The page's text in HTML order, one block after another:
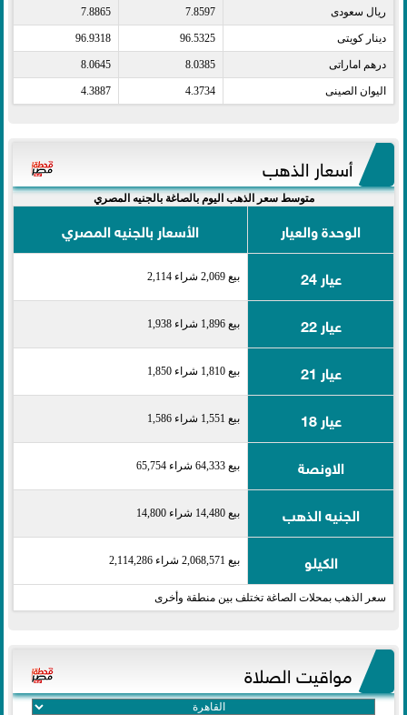
ريال سعودى​ 7.8597
7.8865
دينار كويتى​ 96.5325
96.9318
درهم اماراتى​ 8.0385
8.0645
اليوان الصينى​ 4.3734
4.3887
أسعار الذهب
متوسط سعر الذهب اليوم بالصاغة بالجنيه المصري
الوحدة والعيار
الأسعار بالجنيه المصري
عيار 24
بيع 2,069 شراء 2,114
عيار 22 بيع 1,896 شراء 1,938
عيار 21 بيع 1,810 شراء 1,850
عيار 18 بيع 1,551 شراء 1,586
الاونصة بيع 64,333 شراء 65,754
الجنيه الذهب بيع 14,480 شراء 14,800
الكيلو بيع 2,068,571 شراء 2,114,286
سعر الذهب بمحلات الصاغة تختلف بين منطقة وأخرى
مواقيت الصلاة